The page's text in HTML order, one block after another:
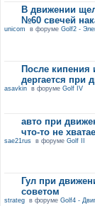
В движении
№60 свечей
unicom в форуме Golf2 -
После кипения
дергается при
asavkinв форуме Golf IV
авто при
что-то не
sae21rusв форуме Golf II
Гул при
советом
strategв форуме Golf4 -